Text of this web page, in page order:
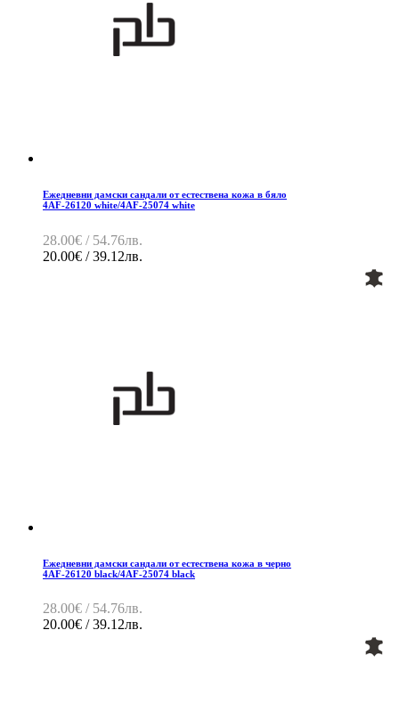
Ежедневни дамски сандали от естествена кожа в бяло
4AF-26120 white/4AF-25074 white
28.00€ / 54.76лв.
20.00€ / 39.12лв.
Ежедневни дамски сандали от естествена кожа в черно
4AF-26120 black/4AF-25074 black
28.00€ / 54.76лв.
20.00€ / 39.12лв.